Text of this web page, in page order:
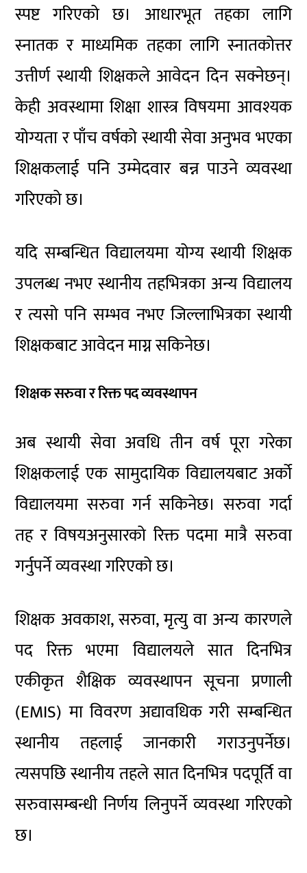
स्पष्ट गरिएको छ। आधारभूत तहका लागि
स्नातक र माध्यमिक तहका लागि स्नातकोत्तर
उत्तीर्ण स्थायी शिक्षकले आवेदन दिन सक्नेछन्।
केही अवस्थामा शिक्षा शास्त्र विषयमा आवश्यक
योग्यता र पाँच वर्षको स्थायी सेवा अनुभव भएका
शिक्षकलाई पनि उम्मेदवार बन्न पाउने व्यवस्था
गरिएको छ।
यदि सम्बन्धित विद्यालयमा योग्य स्थायी शिक्षक
उपलब्ध नभए स्थानीय तहभित्रका अन्य विद्यालय
र त्यसो पनि सम्भव नभए जिल्लाभित्रका स्थायी
शिक्षकबाट आवेदन माग्न सकिनेछ।
शिक्षक सरुवा र रिक्त पद व्यवस्थापन
अब स्थायी सेवा अवधि तीन वर्ष पूरा गरेका
शिक्षकलाई एक सामुदायिक विद्यालयबाट अर्को
विद्यालयमा सरुवा गर्न सकिनेछ। सरुवा गर्दा
तह र विषयअनुसारको रिक्त पदमा मात्रै सरुवा
गर्नुपर्ने व्यवस्था गरिएको छ।
शिक्षक अवकाश, सरुवा, मृत्यु वा अन्य कारणले
पद रिक्त भएमा विद्यालयले सात दिनभित्र
एकीकृत शैक्षिक व्यवस्थापन सूचना प्रणाली
(EMIS) मा विवरण अद्यावधिक गरी सम्बन्धित
स्थानीय तहलाई जानकारी गराउनुपर्नेछ।
त्यसपछि स्थानीय तहले सात दिनभित्र पदपूर्ति वा
सरुवासम्बन्धी निर्णय लिनुपर्ने व्यवस्था गरिएको
छ।